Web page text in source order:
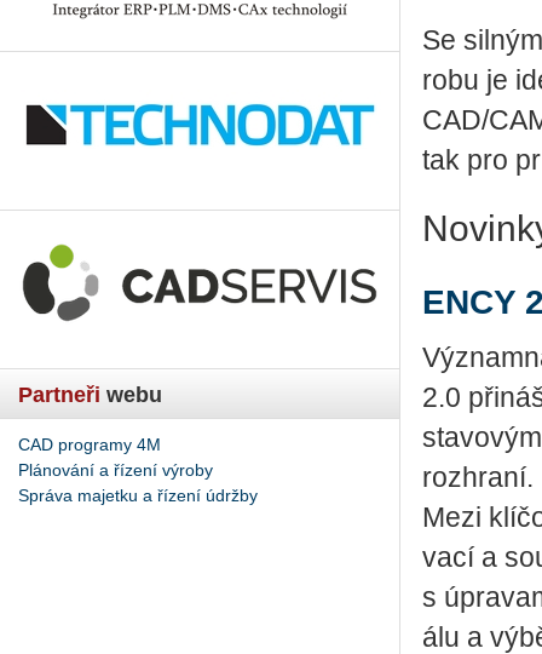
Partneři webu
CAD programy 4M
Plánování a řízení výroby
Správa majetku a řízení údržby
Se
ro­bu je
CAD/
tak pro
ENCY
2.0
roz­hra­ní.
Mezi
va­cí a
s
á­lu a